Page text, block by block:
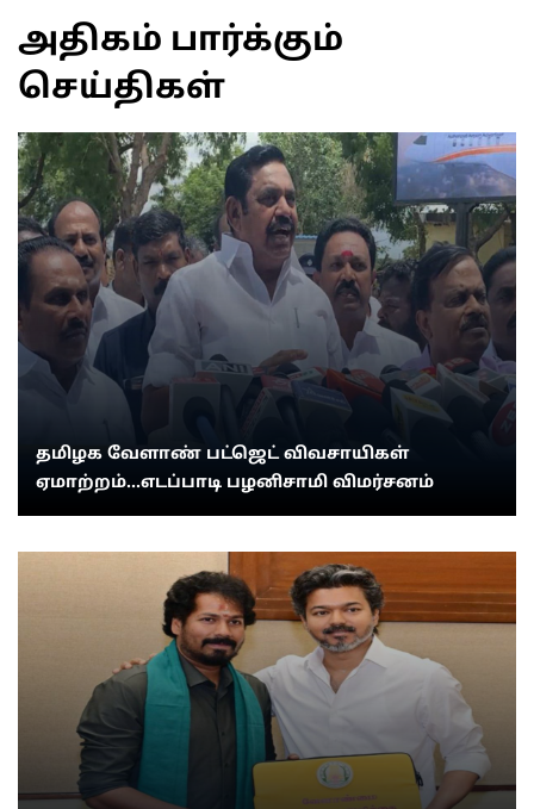
அதிகம் பார்க்கும்
செய்திகள்
தமிழக வேளாண் பட்ஜெட் விவசாயிகள்
ஏமாற்றம்...எடப்பாடி பழனிசாமி விமர்சனம்